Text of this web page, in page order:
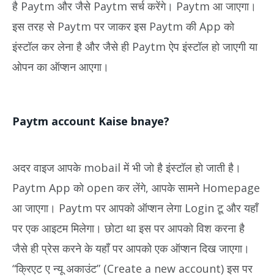
है Paytm और जैसे Paytm सर्च करेंगे। Paytm आ जाएगा।
इस तरह से Paytm पर जाकर इस Paytm की App को
इंस्टॉल कर लेना है और जैसे ही Paytm ऐप इंस्टॉल हो जाएगी या
ओपन का ऑप्शन आएगा।
Paytm account Kaise bnaye?
अदर वाइज आपके mobail में भी जो है इंस्टॉल हो जाती है।
Paytm App को open कर लेंगे, आपके सामने Homepage
आ जाएगा। Paytm पर आपको ऑप्शन लेगा Login टू और यहाँ
पर एक आइटम मिलेगा। छोटा था इस पर आपको विश करना है
जैसे ही प्रेस करने के यहाँ पर आपको एक ऑप्शन दिख जाएगा।
“क्रिएट ए न्यू अकाउंट” (Create a new account) इस पर